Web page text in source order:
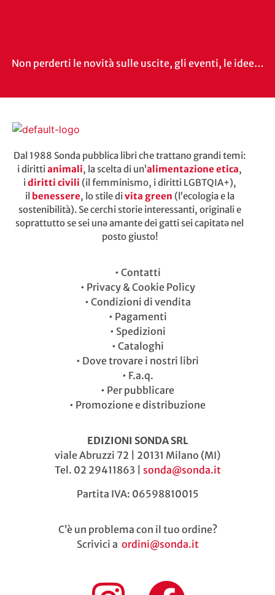
Non perderti le novità sulle uscite, gli eventi, le idee…
Dal 1988 Sonda pubblica libri che trattano grandi temi:
i dirittianimali, la scelta di un’alimentazione etica,
idiritti civili (il femminismo, i diritti LGBTQIA+),
il benessere, lo stile divita green (l’ecologia e la
sostenibilità). Se cerchi storie interessanti, originali e
soprattutto se sei unə amante dei gatti sei capitatə nel
posto giusto!
• Contatti
• Privacy & Cookie Policy
• Condizioni di vendita
• Pagamenti
• Spedizioni
• Cataloghi
• Dove trovare i nostri libri
• F.a.q.
• Per pubblicare
• Promozione e distribuzione
EDIZIONI SONDA SRL
viale Abruzzi 72 | 20131 Milano (MI)
Tel. 02 29411863 | sonda@sonda.it
Partita IVA: 06598810015
C’è un problema con il tuo ordine?
Scrivici a ordini@sonda.it